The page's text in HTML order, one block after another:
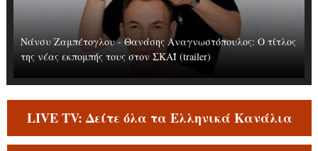
Νάνσυ Ζαμπέτογλου - Θανάσης Αναγνωστόπουλος: Ο τίτλος
της νέας εκπομπής τους στον ΣΚΑΪ (trailer)
LIVE TV: Δείτε όλα τα Ελληνικά Κανάλια